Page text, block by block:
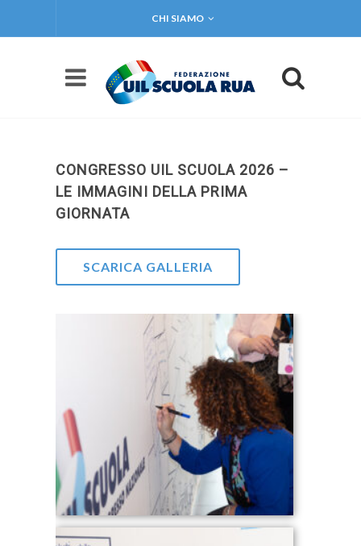
CHI SIAMO
CONGRESSO UIL SCUOLA 2026 –
LE IMMAGINI DELLA PRIMA
GIORNATA
SCARICA GALLERIA